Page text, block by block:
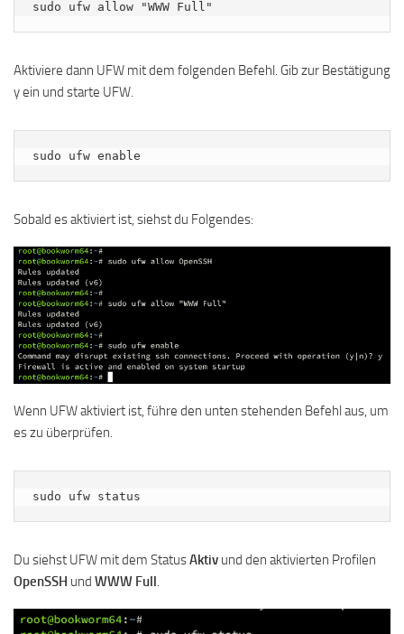
sudo ufw allow "WWW Full"
Aktiviere dann UFW mit dem folgenden Befehl. Gib zur Bestätigung
y ein und starte UFW.
sudo ufw enable
Sobald es aktiviert ist, siehst du Folgendes:
Wenn UFW aktiviert ist, führe den unten stehenden Befehl aus, um
es zu überprüfen.
sudo ufw status
Du siehst UFW mit dem StatusAktiv und den aktivierten Profilen
OpenSSH und WWW Full.